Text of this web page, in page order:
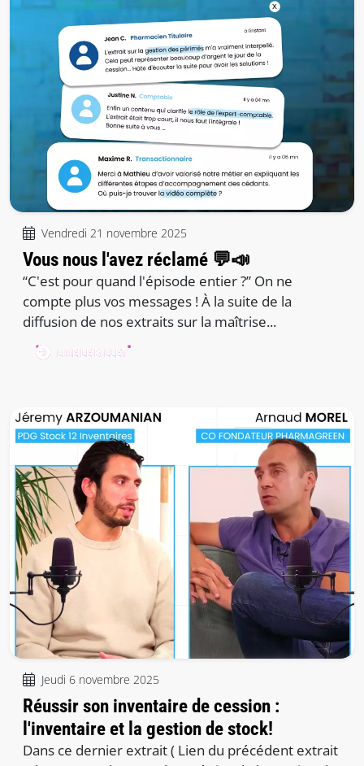
Vendredi 21 novembre 2025
Vous nous l'avez réclamé 💬📣
“C'est pour quand l'épisode entier ?” On ne
compte plus vos messages ! À la suite de la
diffusion de nos extraits sur la maîtrise...
LIRE LE BILLET
Jeudi 6 novembre 2025
Réussir son inventaire de cession :
l'inventaire et la gestion de stock!
Dans ce dernier extrait ( Lien du précédent extrait